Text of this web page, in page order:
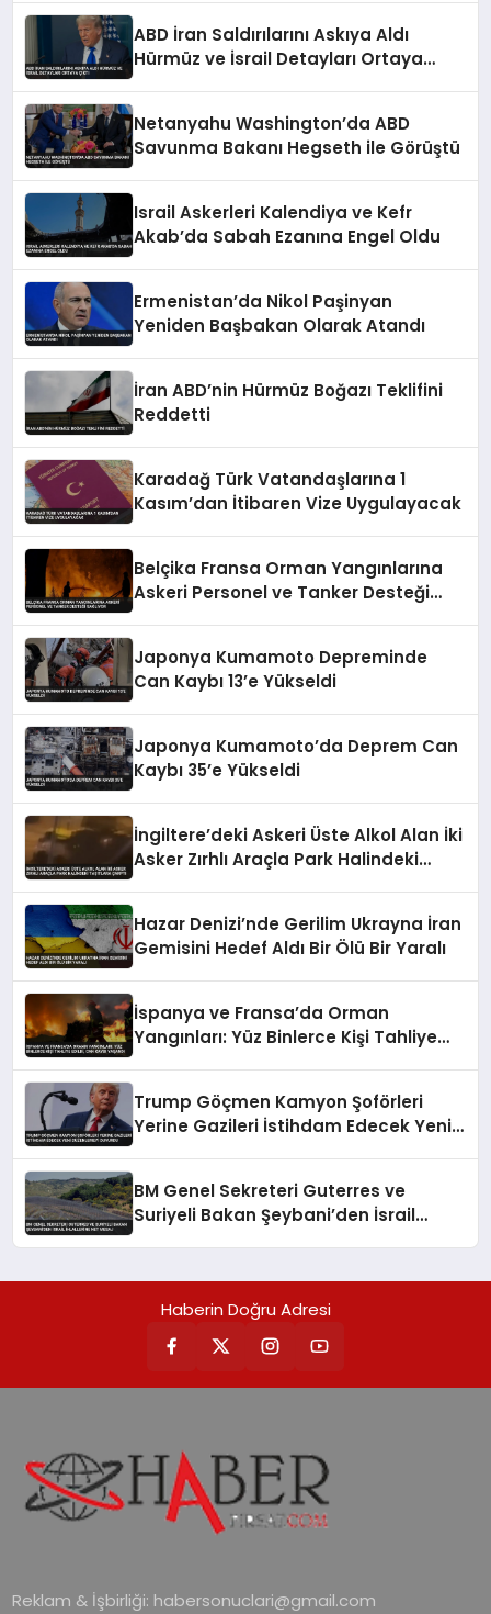
ABD İran Saldırılarını Askıya Aldı
Hürmüz ve İsrail Detayları Ortaya
Netanyahu Washington’da ABD
Savunma Bakanı Hegseth ile Görüştü
Israil Askerleri Kalendiya ve Kefr
Akab’da Sabah Ezanına Engel Oldu
Ermenistan’da Nikol Paşinyan
Yeniden Başbakan Olarak Atandı
İran ABD’nin Hürmüz Boğazı Teklifini
Reddetti
Karadağ Türk Vatandaşlarına 1
Kasım’dan İtibaren Vize Uygulayacak
Belçika Fransa Orman Yangınlarına
Askeri Personel ve Tanker Desteği
Japonya Kumamoto Depreminde
Can Kaybı 13’e Yükseldi
Japonya Kumamoto’da Deprem Can
Kaybı 35’e Yükseldi
İngiltere’deki Askeri Üste Alkol Alan İki
Asker Zırhlı Araçla Park Halindeki
Hazar Denizi’nde Gerilim Ukrayna İran
Gemisini Hedef Aldı Bir Ölü Bir Yaralı
İspanya ve Fransa’da Orman
Yangınları: Yüz Binlerce Kişi Tahliye
Trump Göçmen Kamyon Şoförleri
Yerine Gazileri İstihdam Edecek Yeni
BM Genel Sekreteri Guterres ve
Suriyeli Bakan Şeybani’den İsrail
Haberin Doğru Adresi
Reklam & İşbirliği: habersonuclari@gmail.com